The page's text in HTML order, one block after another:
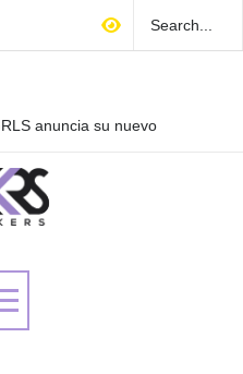
anuncia su nuevo
agosto